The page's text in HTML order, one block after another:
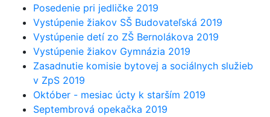
Posedenie pri jedličke 2019
Vystúpenie žiakov SŠ Budovateľská 2019
Vystúpenie detí zo ZŠ Bernolákova 2019
Vystúpenie žiakov Gymnázia 2019
Zasadnutie komisie bytovej a sociálnych služieb
v ZpS 2019
Október - mesiac úcty k starším 2019
Septembrová opekačka 2019